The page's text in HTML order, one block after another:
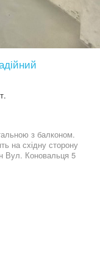
комплекс
2027 рік ,
з балконом.
на східну сторону
Вул. Коновальця 5